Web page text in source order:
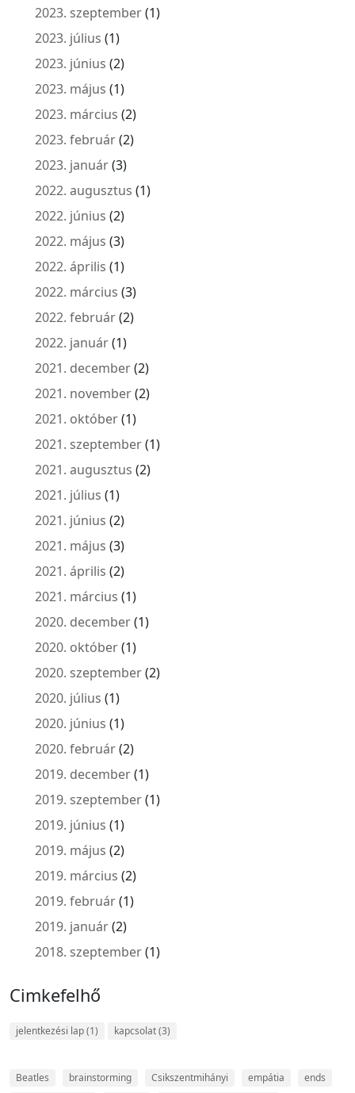
2023. szeptember(1)
2023. július (1)
2023. június (2)
2023. május (1)
2023. március (2)
2023. február(2)
2023. január(3)
2022. augusztus (1)
2022. június (2)
2022. május (3)
2022. április (1)
2022. március (3)
2022. február(2)
2022. január(1)
2021. december(2)
2021. november(2)
2021. október(1)
2021. szeptember(1)
2021. augusztus (2)
2021. július (1)
2021. június (2)
2021. május (3)
2021. április (2)
2021. március (1)
2020. december(1)
2020. október(1)
2020. szeptember(2)
2020. július (1)
2020. június (1)
2020. február(2)
2019. december(1)
2019. szeptember(1)
2019. június (1)
2019. május (2)
2019. március (2)
2019. február(1)
2019. január(2)
2018. szeptember(1)
Cimkefelhő
jelentkezési lap(1) kapcsolat(3)
Beatles brainstorming Csikszentmihányi empátia ends